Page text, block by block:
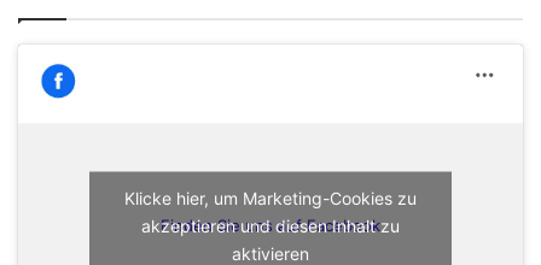
Finden Sie uns auf Facebook
Klicke hier, um Marketing-Cookies zu
akzeptieren und diesen Inhalt zu
aktivieren